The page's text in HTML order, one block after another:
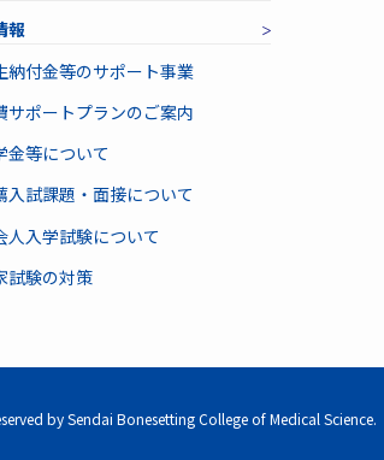
報
納付金等のサポート事業
サポートプランのご案内
金等について
入試課題・面接について
人入学試験について
試験の対策
by Sendai Bonesetting College of Medical Science.